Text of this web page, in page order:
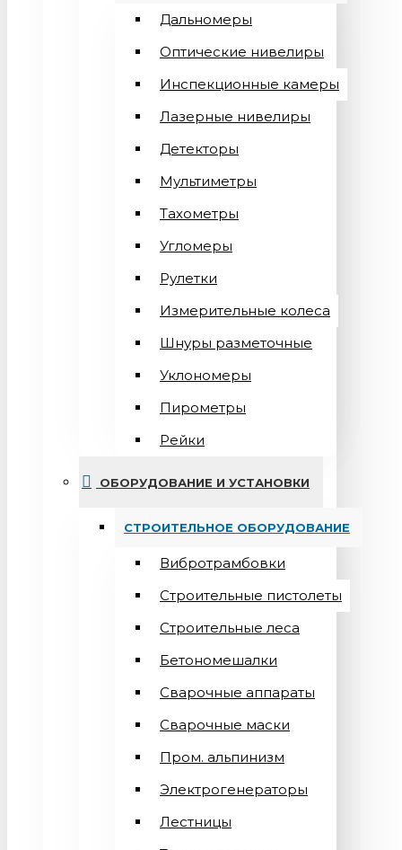
Дальномеры
Оптические нивелиры
Инспекционные камеры
Лазерные нивелиры
Детекторы
Мультиметры
Тахометры
Угломеры
Рулетки
Измерительные колеса
Шнуры разметочные
Уклономеры
Пирометры
Рейки
ОБОРУДОВАНИЕ И УСТАНОВКИ
СТРОИТЕЛЬНОЕ ОБОРУДОВАНИЕ
Вибротрамбовки
Строительные пистолеты
Строительные леса
Бетономешалки
Сварочные аппараты
Cварочные маски
Пром. альпинизм
Электрогенераторы
Лестницы